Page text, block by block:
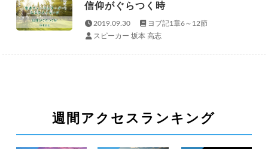
信仰がぐらつく時
2019.09.30
ヨブ記1章6～12節
スピーカー 坂本 高志
週間アクセスランキング